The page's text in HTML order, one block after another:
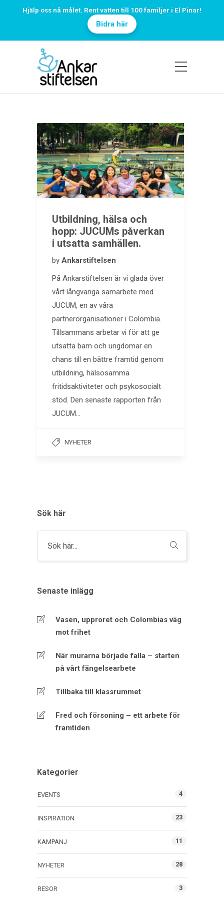
Hjälp oss nå målet. Rent vatten till 100 familjer i El Pinar!
Bidra här
Utbildning, hälsa och
hopp: JUCUMs påverkan
i utsatta samhällen.
by Ankarstiftelsen
På Ankarstiftelsen är vi glada över
vårt långvariga samarbete med
JUCUM, en av våra
partnerorganisationer i Colombia.
Tillsammans arbetar vi för att ge
utsatta barn och ungdomar en
chans till en bättre framtid genom
utbildning, hälsosamma
fritidsaktiviteter och psykosocialt
stöd. Den senaste rapporten från
JUCUM…
NYHETER
Sök här
Senaste inlägg
Vasen, upproret och Colombias väg
mot frihet
När murarna började falla – starten
på vårt fängelsearbete
Tillbaka till klassrummet
Fred och försoning – ett arbete för
framtiden
Kategorier
EVENTS 4
INSPIRATION 23
KAMPANJ 11
NYHETER 28
RESOR 3